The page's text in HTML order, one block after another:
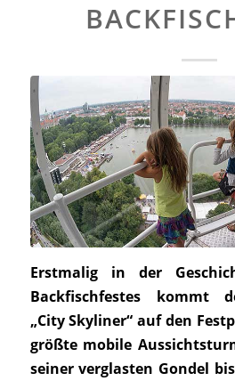
Erstmalig in der
Backfischfestes kommt
„City Skyliner“ auf den
größte mobile
seiner verglasten Gondel